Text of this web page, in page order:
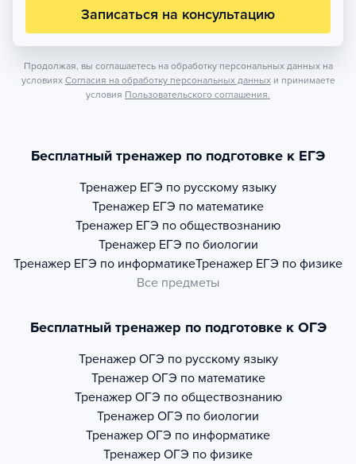
Записаться на консультацию
Продолжая, вы соглашаетесь на обработку персональных данных на
условиях Согласия на обработку персональных данных и принимаете
условия Пользовательского соглашения.
Бесплатный тренажер по подготовке к ЕГЭ
Тренажер ЕГЭ по русскому языку
Тренажер ЕГЭ по математике
Тренажер ЕГЭ по обществознанию
Тренажер ЕГЭ по биологии
Тренажер ЕГЭ по информатикеТренажер ЕГЭ по физике
Все предметы
Бесплатный тренажер по подготовке к ОГЭ
Тренажер ОГЭ по русскому языку
Тренажер ОГЭ по математике
Тренажер ОГЭ по обществознанию
Тренажер ОГЭ по биологии
Тренажер ОГЭ по информатике
Тренажер ОГЭ по физике